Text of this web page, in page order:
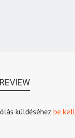
küldéséhezbe